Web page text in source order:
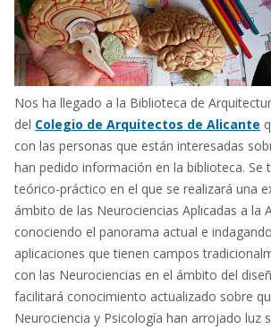
Nos ha llegado a la Biblioteca de
del Colegio de Arquitectos de Alicante
con las personas que están interesadas
han pedido información en la biblioteca. Se
teórico-práctico en el que se realizará una
ámbito de las Neurociencias Aplicadas a la
conociendo el panorama actual e
aplicaciones que tienen campos
con las Neurociencias en el ámbito del
facilitará conocimiento actualizado sobre
Neurociencia y Psicología han arrojado luz